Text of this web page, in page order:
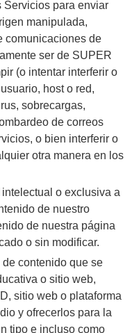
Servicios para enviar
manipulada,
comunicaciones de
ser de SUPER
(o intentar interferir o
host o red,
sobrecargas,
de correos
o bien interferir o
otra manera en los
o exclusiva a
de nuestro
de nuestra página
o sin modificar.
contenido que se
o sitio web,
sitio web o plataforma
y ofrecerlos para la
tipo e incluso como